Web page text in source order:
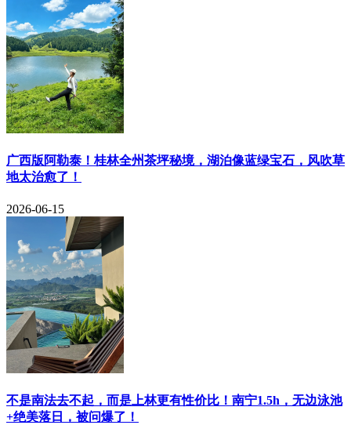
​广西版阿勒泰！桂林全州茶坪秘境，湖泊像蓝绿宝石，风吹草
地太治愈了！
2026-06-15
​不是南法去不起，而是上林更有性价比！南宁1.5h，无边泳池
+绝美落日，被问爆了！